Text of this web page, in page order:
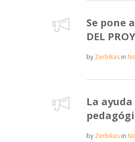
Se pone
DEL
by Zerbikas in
La
by Zerbikas in